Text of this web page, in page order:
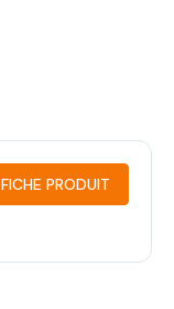
FICHE PRODUIT